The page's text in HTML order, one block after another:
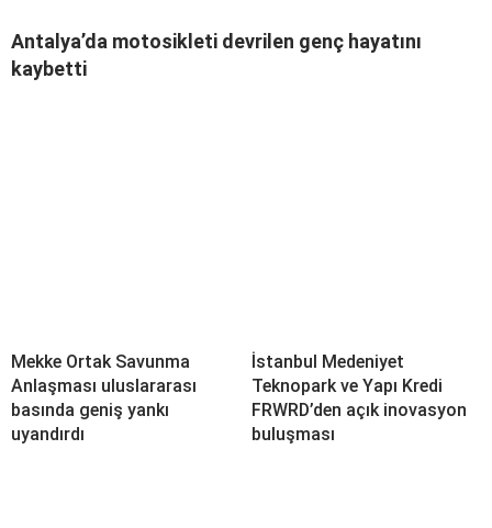
Antalya’da motosikleti devrilen genç hayatını
kaybetti
Mekke Ortak Savunma
Anlaşması uluslararası
basında geniş yankı
uyandırdı
İstanbul Medeniyet
Teknopark ve Yapı Kredi
FRWRD’den açık inovasyon
buluşması